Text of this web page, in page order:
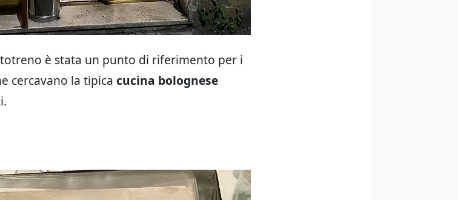
è stata un punto di riferimento per i
cercavano la tipica cucina bolognese